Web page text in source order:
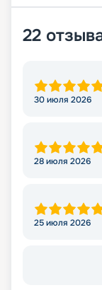
22
30 июля 2026
28 июля 2026
25 июля 2026